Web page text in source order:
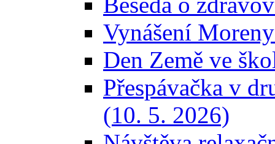
Vynášení
Den Země ve
Přespávačka v
(10. 5. 2026)